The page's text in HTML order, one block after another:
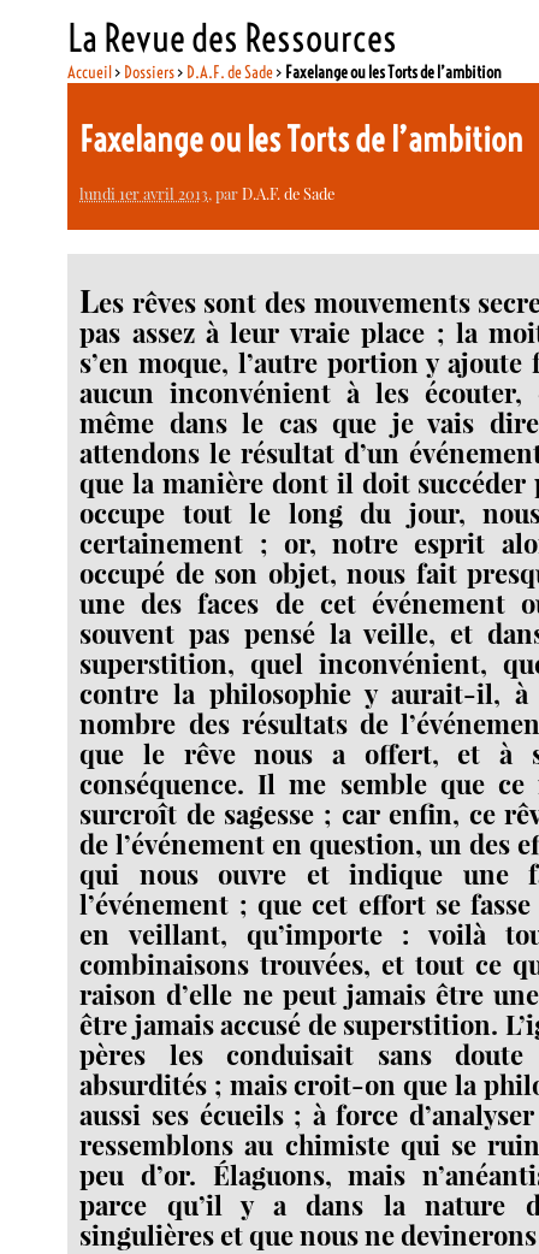
La Revue des Ressources
Accueil> Dossiers> D.A.F. de Sade> Faxelange ou les Torts de l’ambition
Faxelange ou les Torts de l’ambition
lundi 1er avril 2013, parD.A.F. de Sade
Les rêves sont des mouvements
pas assez à leur vraie place ; la
s’en moque, l’autre portion y
aucun inconvénient à les écouter,
même dans le cas que je vais
attendons le résultat d’un
que la manière dont il doit succéder
occupe tout le long du jour,
certainement ; or, notre esprit
occupé de son objet, nous fait
une des faces de cet événement
souvent pas pensé la veille, et
superstition, quel inconvénient,
contre la philosophie y aurait-il, à
nombre des résultats de
que le rêve nous a offert, et à
conséquence. Il me semble que ce
surcroît de sagesse ; car enfin, ce
de l’événement en question, un des
qui nous ouvre et indique une
l’événement ; que cet effort se
en veillant, qu’importe : voilà
combinaisons trouvées, et tout ce
raison d’elle ne peut jamais être
être jamais accusé de superstition.
pères les conduisait sans
absurdités ; mais croit-on que la
aussi ses écueils ; à force
ressemblons au chimiste qui se
peu d’or. Élaguons, mais
parce qu’il y a dans la nature
singulières et que nous ne